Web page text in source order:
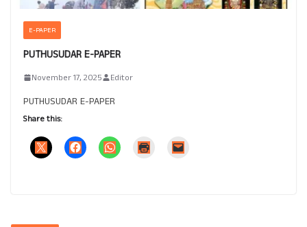
E-PAPER
PUTHUSUDAR E-PAPER
November 17, 2025 Editor
PUTHUSUDAR E-PAPER
Share this: